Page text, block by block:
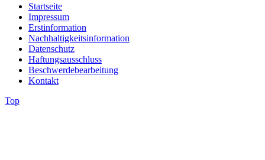
Startseite
Impressum
Erstinformation
Nachhaltigkeitsinformation
Datenschutz
Haftungsausschluss
Beschwerdebearbeitung
Kontakt
Top